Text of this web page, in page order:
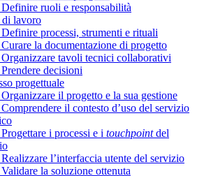
ruoli e responsabilità
lavoro
processi, strumenti e rituali
la documentazione di progetto
tavoli tecnici collaborativi
decisioni
progettuale
il progetto e la sua gestione
il contesto d’uso del servizio
i processi e i touchpointdel
l’interfaccia utente del servizio
la soluzione ottenuta